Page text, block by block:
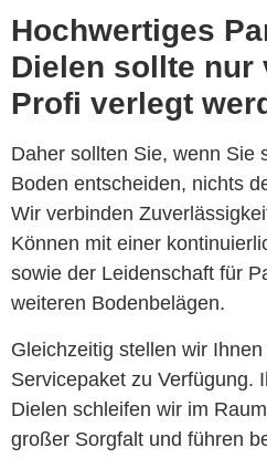
Hochwertiges
Dielen sollte nur
Profi verlegt
Daher sollten Sie, wenn Sie
Boden entscheiden, nichts
Wir verbinden
Können mit einer
sowie der Leidenschaft für
weiteren Bodenbelägen.
Gleichzeitig stellen wir
Servicepaket zu Verfügung.
Dielen schleifen wir im
großer Sorgfalt und führen